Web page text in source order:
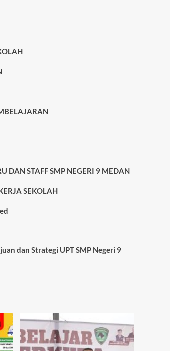
DAN STAFF SMP NEGERI 9 MEDAN
SEKOLAH
dan Strategi UPT SMP Negeri 9